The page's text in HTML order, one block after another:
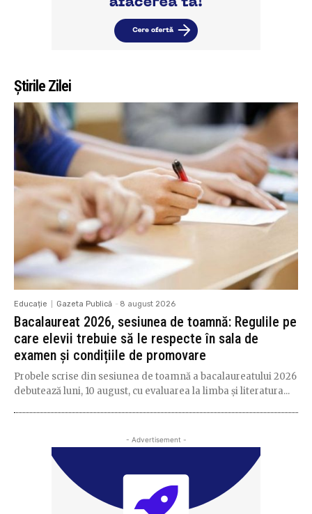
Știrile Zilei
Educație Gazeta Publică - 8 august 2026
Bacalaureat 2026, sesiunea de toamnă: Regulile pe
care elevii trebuie să le respecte în sala de
examen și condițiile de promovare
Probele scrise din sesiunea de toamnă a bacalaureatului 2026
debutează luni, 10 august, cu evaluarea la limba și literatura...
- Advertisement -